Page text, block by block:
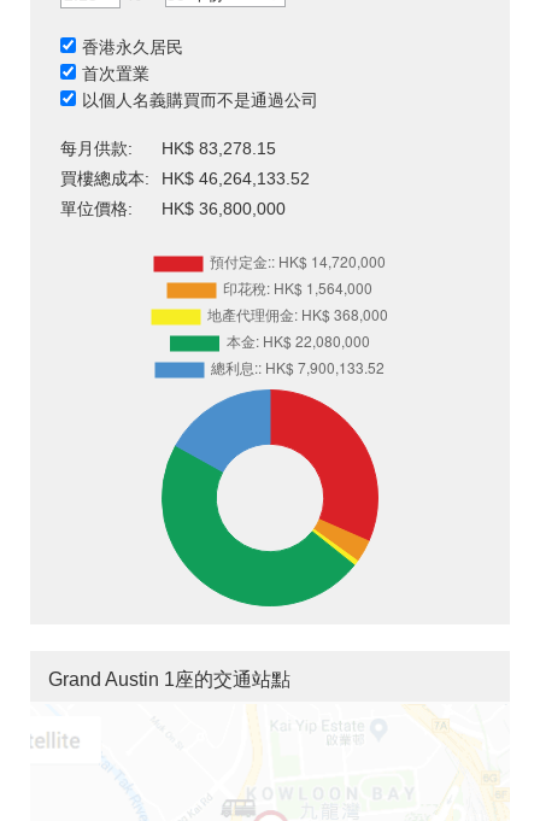
香港永久居民
首次置業
以個人名義購買而不是通過公司
每月供款:
HK$ 83,278.15
買樓總成本:
HK$ 46,264,133.52
單位價格:
HK$ 36,800,000
Grand Austin 1座的交通站點